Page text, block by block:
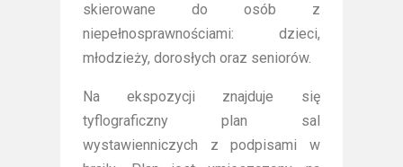
skierowane do osób z
niepełnosprawnościami: dzieci,
młodzieży, dorosłych oraz seniorów.
Na ekspozycji znajduje się
tyflograficzny plan sal
wystawienniczych z podpisami w